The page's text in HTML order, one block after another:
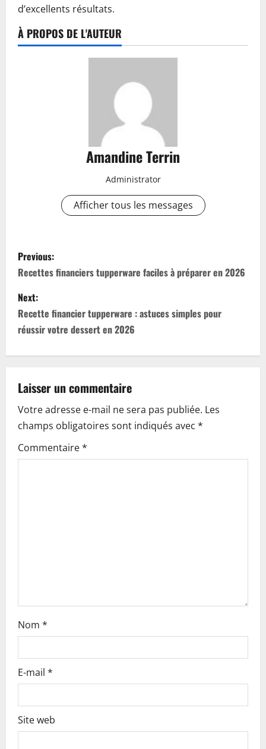
d’excellents résultats.
À PROPOS DE L'AUTEUR
Amandine Terrin
Administrator
Afficher tous les messages
P
o
s
t
n
a
v
i
g
Previous:
Recettes financiers tupperware faciles à préparer en 2026
Next:
Recette financier tupperware : astuces simples pour
réussir votre dessert en 2026
Laisser un commentaire
Votre adresse e-mail ne sera pas publiée. Les
champs obligatoires sont indiqués avec *
Commentaire*
Nom *
E-mail *
Site web